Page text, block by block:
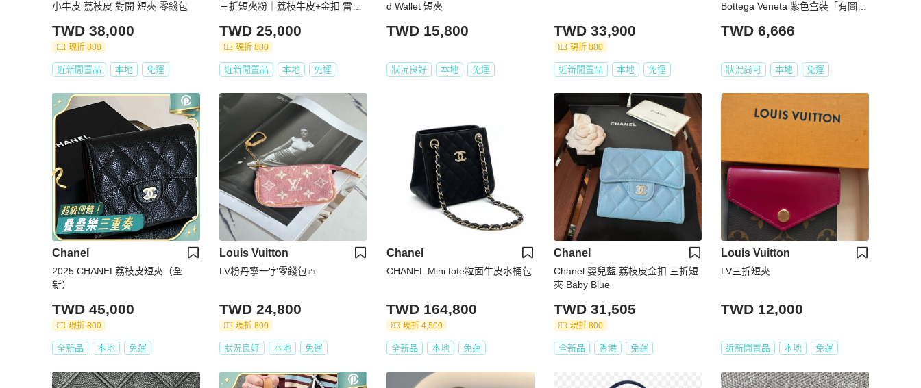
小牛皮 荔枝皮 對開 短夾 零錢包
TWD 38,000
現折 800
近新閒置品 本地 免運
三折短夾粉｜荔枝牛皮+金扣 雷標2
TWD 25,000
現折 800
近新閒置品 本地 免運
d Wallet 短夾
TWD 15,800
狀況良好 本地 免運
TWD 33,900
現折 800
近新閒置品 本地 免運
Bottega Veneta 紫色盒裝「有圖10
單」不議價不議價謝謝☺️ 長20cm
TWD 6,666
狀況尚可 本地 免運
Chanel
2025 CHANEL荔枝皮短夾（全
新）
TWD 45,000
現折 800
全新品 本地 免運
Louis Vuitton
LV粉丹寧一字零錢包👛
TWD 24,800
現折 800
狀況良好 本地 免運
Chanel
CHANEL Mini tote粒面牛皮水桶包
TWD 164,800
現折 4,500
全新品 本地 免運
Chanel
Chanel 嬰兒藍 荔枝皮金扣 三折短
夾 Baby Blue
TWD 31,505
現折 800
全新品 香港 免運
Louis Vuitton
LV三折短夾
TWD 12,000
近新閒置品 本地 免運